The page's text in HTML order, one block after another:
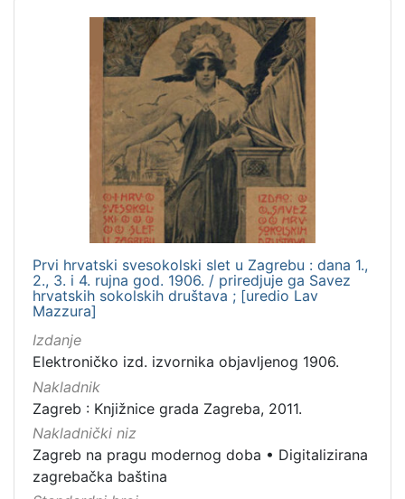
Prvi hrvatski svesokolski slet u Zagrebu : dana 1.,
2., 3. i 4. rujna god. 1906. / priredjuje ga Savez
hrvatskih sokolskih društava ; [uredio Lav
Mazzura]
Izdanje
Elektroničko izd. izvornika objavljenog 1906.
Nakladnik
Zagreb : Knjižnice grada Zagreba, 2011.
Nakladnički niz
Zagreb na pragu modernog doba • Digitalizirana
zagrebačka baština